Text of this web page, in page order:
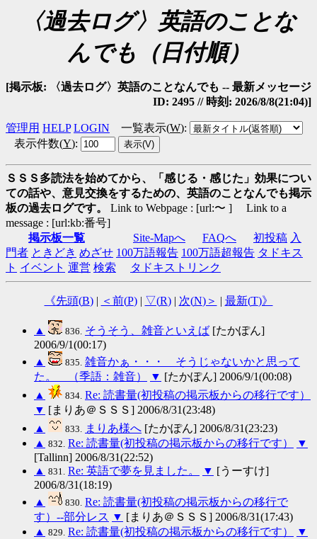
〈過去ログ〉英語のことな
んでも（日付順）
[掲示板: 〈過去ログ〉英語のことなんでも -- 最新メッセージ
ID: 2495 // 時刻: 2026/8/8(21:04)]
管理用 HELP LOGIN 一覧表示(W):
表示件数(Y):
ＳＳＳ多読法を始めてから、「感じる・感じた」効果につい
ての話や、意見交換をするための、英語のことなんでも掲示
板の過去ログです。
Link to Webpage : [url:〜 ] Link to a
message : [url:kb:番号]
掲示板一覧
Site-Mapへ FAQへ 初投稿 入
門者 ときどき めざせ 100万語報告 100万語超報告 タドキス
ト イベント 運営 検索 タドキストリンク
《先頭(B)| ＜前(P)| ▽(R)| 次(N)＞ | 最新(T)》
▲ 836. そうそう、雑音といえば [たかぽん]
2006/9/1(00:17)
▲
835. 雑音かぁ・・・ そうじゃないかと思って
た。 （季語：雑音）
▼ [たかぽん] 2006/9/1(00:08)
▲
834. Re: 読書量(初投稿の掲示板からの移行です）
▼ [まりあ＠ＳＳＳ] 2006/8/31(23:48)
▲
833. まりあ様へ [たかぽん] 2006/8/31(23:23)
▲ 832. Re: 読書量(初投稿の掲示板からの移行です）
▼
[Tallinn] 2006/8/31(22:52)
▲ 831. Re: 英語で夢を見ました。 ▼ [うーすけ]
2006/8/31(18:19)
▲
830. Re: 読書量(初投稿の掲示板からの移行で
す）--部分レス ▼ [まりあ＠ＳＳＳ] 2006/8/31(17:43)
▲ 829. Re: 読書量(初投稿の掲示板からの移行です）
▼